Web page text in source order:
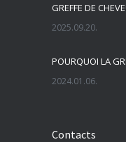
2025.09.20.
2024.01.06.
2023.09.22.
Contacts